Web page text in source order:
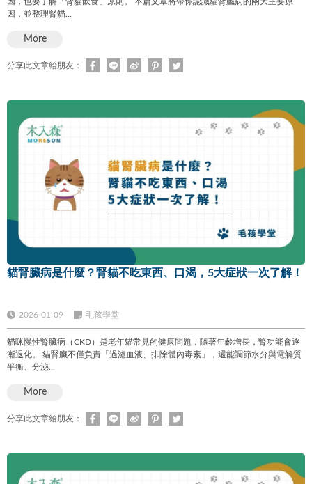
因，並整理腎貓...
More
分享此文章給朋友：
貓腎臟病是什麼？腎貓不吃東西、口渴，5大症狀一次了解！
2026-01-09 毛孩學堂
貓咪慢性腎臟病（CKD）是老年貓常見的健康問題，隨著年齡增長，腎功能會逐
漸退化。 貓腎臟不僅負責「過濾血液、排除體內毒素」，還能調節水分與電解質
平衡、分泌...
More
分享此文章給朋友：